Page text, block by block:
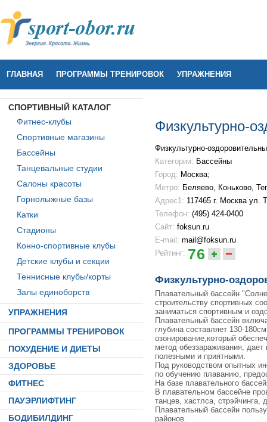
ГЛАВНАЯ ПРОГРАММЫ ТРЕНИРОВОК УПРАЖНЕНИЯ
СПОРТИВНЫЙ КАТАЛОГ
Фитнес-клубы
Спортивные магазины
Бассейны
Танцевальные студии
Салоны красоты
Горнолыжные базы
Катки
Стадионы
Конно-спортивные клубы
Детские клубы и секции
Теннисные клубы/корты
Залы единоборств
УПРАЖНЕНИЯ
ПРОГРАММЫ ТРЕНИРОВОК
ПОХУДЕНИЕ И ДИЕТЫ
ЗДОРОВЬЕ
ФИТНЕС
ПАУЭРЛИФТИНГ
БОДИБИЛДИНГ
Физкультурно-
Физкультурно-
Категории: Бассейны
Город: Москва;
Метро: Беляево, Коньково,
Адрес1: 117465 г. Москва ул.
Телефон: (495) 424-0400
Сайт: foksun.ru
E-mail: mail@foksun.ru
Рейтинг: 76
Физкультурно-
Плавательный бассейн
строительству спортивных
заниматься спортивным и
Плавательный бассейн
глубина составляет 130-
озонирование,который
метод обеззараживания,
полезными и приятными.
Под руководством опытных
по обучению плаванию,
На базе плавательного
В плавательном бассейне
танцев, хастлса, стрэйчинга,
Плавательный бассейн
районов.